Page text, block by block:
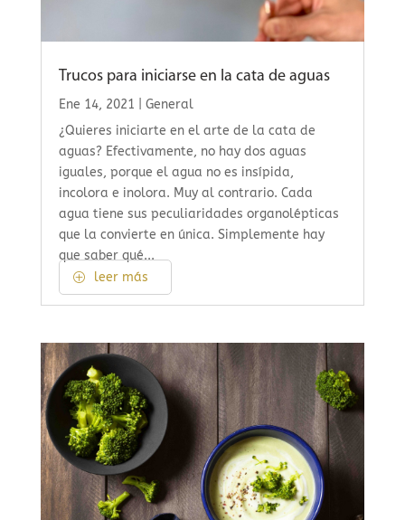
Trucos para iniciarse en la cata de aguas
Ene 14, 2021
General
¿Quieres iniciarte en el arte de la cata de
aguas? Efectivamente, no hay dos aguas
iguales, porque el agua no es insípida,
incolora e inolora. Muy al contrario. Cada
agua tiene sus peculiaridades organolépticas
que la convierte en única. Simplemente hay
que saber qué...
leer más